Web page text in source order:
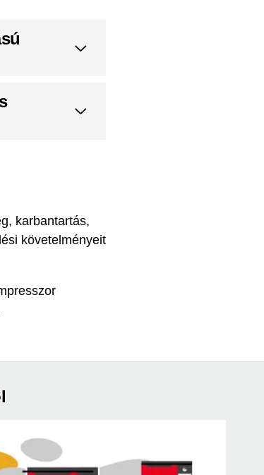
karbantartás,
követelményeit